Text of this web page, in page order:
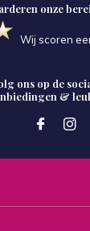
onze
Wij scoren
ons op de
&